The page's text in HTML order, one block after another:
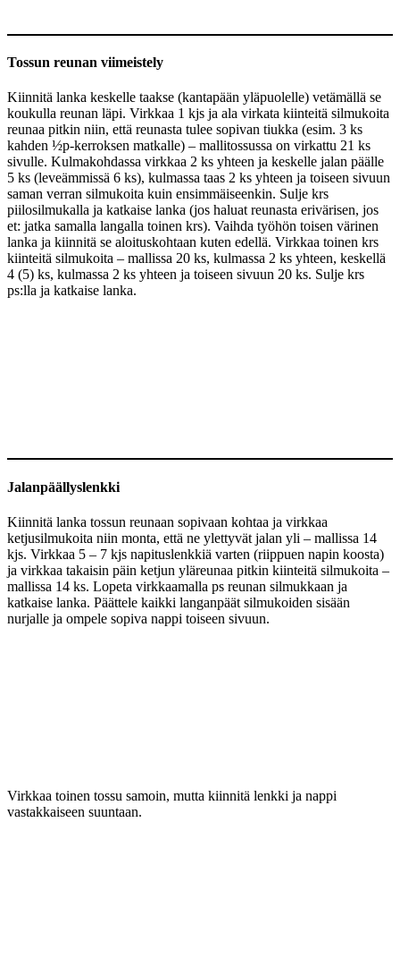
Tossun reunan viimeistely
Kiinnitä lanka keskelle taakse (kantapään yläpuolelle) vetämällä se
koukulla reunan läpi. Virkkaa 1 kjs ja ala virkata kiinteitä silmukoita
reunaa pitkin niin, että reunasta tulee sopivan tiukka (esim. 3 ks
kahden ½p-kerroksen matkalle) – mallitossussa on virkattu 21 ks
sivulle. Kulmakohdassa virkkaa 2 ks yhteen ja keskelle jalan päälle
5 ks (leveämmissä 6 ks), kulmassa taas 2 ks yhteen ja toiseen sivuun
saman verran silmukoita kuin ensimmäiseenkin. Sulje krs
piilosilmukalla ja katkaise lanka (jos haluat reunasta erivärisen, jos
et: jatka samalla langalla toinen krs). Vaihda työhön toisen värinen
lanka ja kiinnitä se aloituskohtaan kuten edellä. Virkkaa toinen krs
kiinteitä silmukoita – mallissa 20 ks, kulmassa 2 ks yhteen, keskellä
4 (5) ks, kulmassa 2 ks yhteen ja toiseen sivuun 20 ks. Sulje krs
ps:lla ja katkaise lanka.
Jalanpäällyslenkki
Kiinnitä lanka tossun reunaan sopivaan kohtaa ja virkkaa
ketjusilmukoita niin monta, että ne ylettyvät jalan yli – mallissa 14
kjs. Virkkaa 5 – 7 kjs napituslenkkiä varten (riippuen napin koosta)
ja virkkaa takaisin päin ketjun yläreunaa pitkin kiinteitä silmukoita –
mallissa 14 ks. Lopeta virkkaamalla ps reunan silmukkaan ja
katkaise lanka. Päättele kaikki langanpäät silmukoiden sisään
nurjalle ja ompele sopiva nappi toiseen sivuun.
Virkkaa toinen tossu samoin, mutta kiinnitä lenkki ja nappi
vastakkaiseen suuntaan.